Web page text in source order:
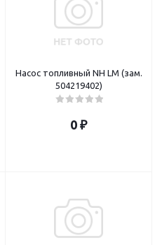
Насос топливный NH LM (зам.
504219402)
0 ₽